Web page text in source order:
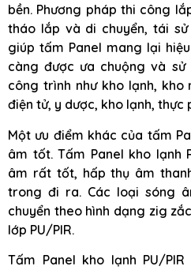
bền. Phương pháp thi công
tháo lắp và di chuyển, tái
giúp tấm Panel mang lại
càng được ưa chuộng và
công trình như kho lạnh, kho
điện tử, y dược, kho lạnh, thực
Một ưu điểm khác của tấm
âm tốt. Tấm Panel kho lạnh
âm rất tốt, hấp thụ âm
trong đi ra. Các loại sóng
chuyển theo hình dạng zig
lớp PU/PIR.
Tấm Panel kho lạnh PU/